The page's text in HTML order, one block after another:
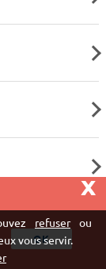
x
refuser
ou
vous servir.